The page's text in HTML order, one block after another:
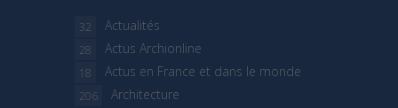
Actualités
32
Actus Archionline
28
Actus en France et dans le monde
18
Architecture
206